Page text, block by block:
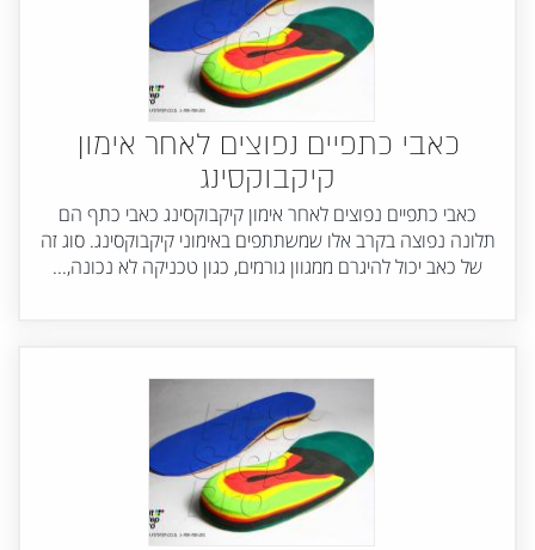
כאבי כתפיים נפוצים לאחר אימון
קיקבוקסינג
כאבי כתפיים נפוצים לאחר אימון קיקבוקסינג כאבי כתף הם
תלונה נפוצה בקרב אלו שמשתתפים באימוני קיקבוקסינג. סוג זה
של כאב יכול להיגרם ממגוון גורמים, כגון טכניקה לא נכונה,...